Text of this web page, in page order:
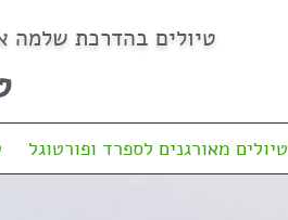
טיולים בהדרכת שלמה
טיולים מאורגנים לספרד ופורטוגל